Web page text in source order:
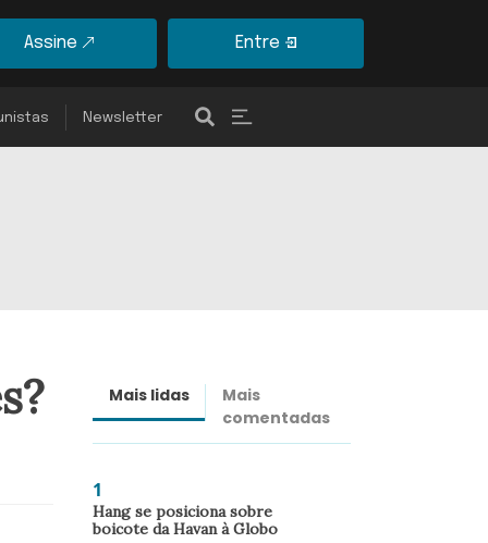
Assine Entre
Newsletter
Mais lidas
Mais
comentadas
1
Hang se posiciona sobre
boicote da Havan à Globo